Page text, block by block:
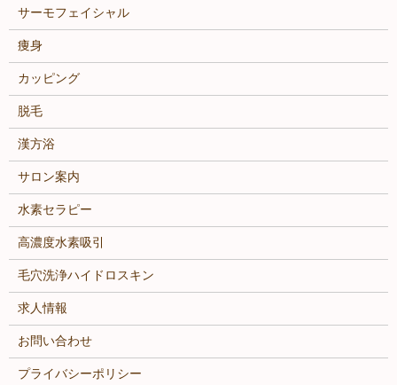
サーモフェイシャル
痩身
カッピング
脱毛
漢方浴
サロン案内
水素セラピー
高濃度水素吸引
毛穴洗浄ハイドロスキン
求人情報
お問い合わせ
プライバシーポリシー